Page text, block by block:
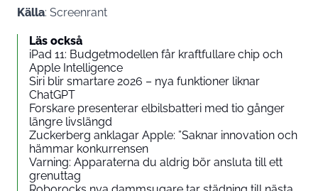
Källa: Screenrant
Läs också
iPad 11: Budgetmodellen får kraftfullare chip och
Apple Intelligence
Siri blir smartare 2026 – nya funktioner liknar
ChatGPT
Forskare presenterar elbilsbatteri med tio gånger
längre livslängd
Zuckerberg anklagar Apple: ”Saknar innovation och
hämmar konkurrensen
Varning: Apparaterna du aldrig bör ansluta till ett
grenuttag